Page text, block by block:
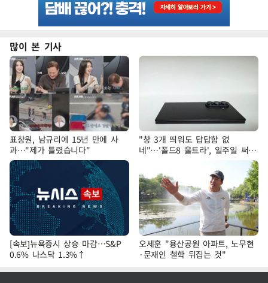
많이 본 기사
표창원, 남규리에 15년 만에 사
과…"제가 틀렸습니다"
"창 3개 띄워도 답답함 없
네"…'폴드8 울트라', 일주일 써보
[속보]뉴욕증시 상승 마감…S&P
0.6% 나스닥 1.3%↑
오세훈 "용산공원 아파트, 노무현
·문재인 철학 뒤집는 것"